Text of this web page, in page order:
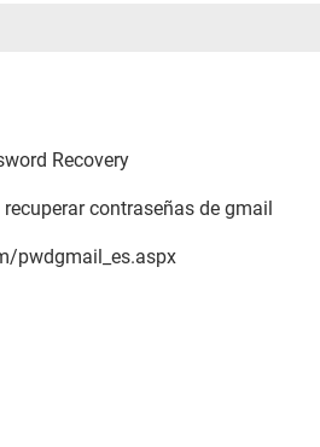
Recovery
contraseñas de gmail
pwdgmail_es.aspx